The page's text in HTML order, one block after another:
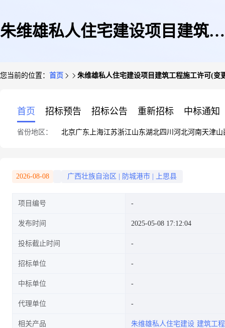
朱维雄私人住宅建设项目建筑工
您当前的位置： 首页 朱维雄私人住宅建设项目建筑工程施工许可(变
首页 招标预告 招标公告 重新招标 中标通知
省份地区： 北京广东 上海江苏浙江山东湖北四川 河北河南天津山
2026-08-08 广西壮族自治区 防城港市 上思县
项目编号
发布时间 2025-05-08 17:12:04
投标截止时间
招标单位
中标单位
代理单位
相关产品 朱维雄私人住宅建设 建筑工程